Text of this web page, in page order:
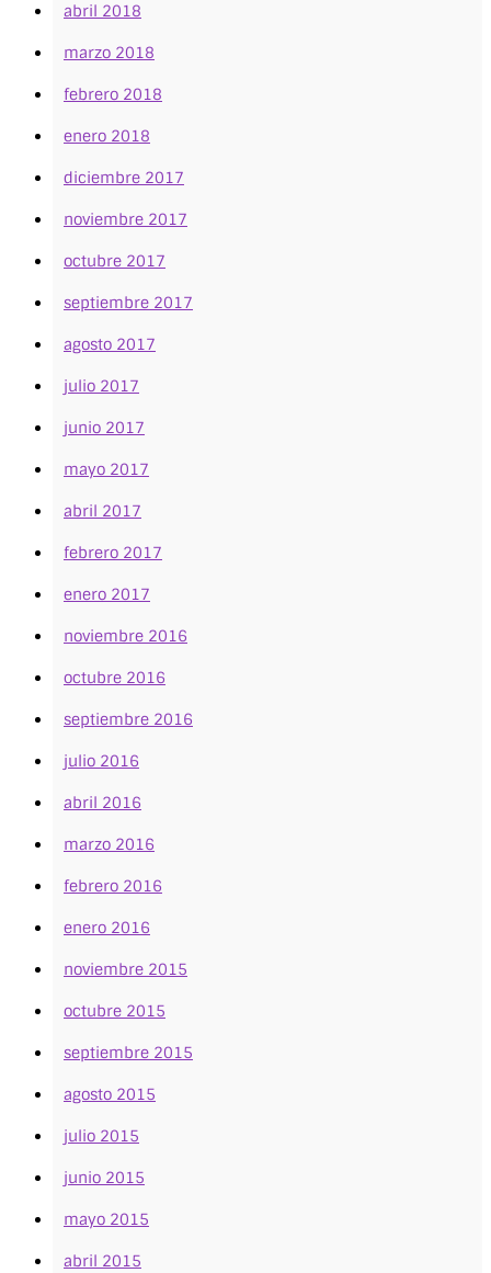
abril 2018
marzo 2018
febrero 2018
enero 2018
diciembre 2017
noviembre 2017
octubre 2017
septiembre 2017
agosto 2017
julio 2017
junio 2017
mayo 2017
abril 2017
febrero 2017
enero 2017
noviembre 2016
octubre 2016
septiembre 2016
julio 2016
abril 2016
marzo 2016
febrero 2016
enero 2016
noviembre 2015
octubre 2015
septiembre 2015
agosto 2015
julio 2015
junio 2015
mayo 2015
abril 2015